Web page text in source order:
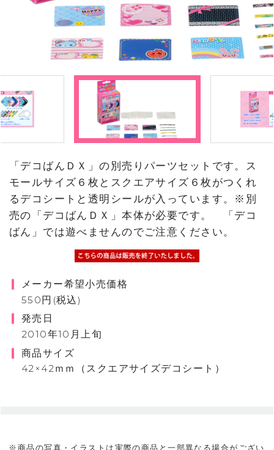
「デコばんＤＸ」の別売りパーツセットです。ス
モールサイズ６枚とスクエアサイズ６枚がつくれ
るデコシートと透明シールが入っています。※別
売の「デコばんＤＸ」本体が必要です。 「デコ
ばん」では遊べませんのでご注意ください。
メーカー希望小売価格
550円(税込)
発売日
2010年10月上旬
商品サイズ
42×42ｍｍ（スクエアサイズデコシート）
※商品の写真・イラストは実際の商品と一部異なる場合がござい